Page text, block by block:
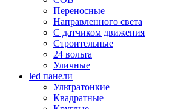
Переносные
Направленного света
С датчиком движения
Строительные
24 вольта
Уличные
led панели
Ультратонкие
Квадратные